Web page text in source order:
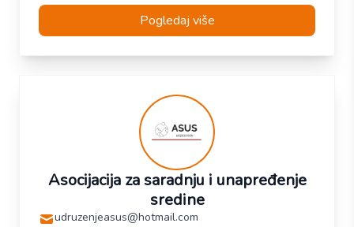
Pogledaj više
Asocijacija za saradnju i unapređenje
sredine
udruzenjeasus@hotmail.com